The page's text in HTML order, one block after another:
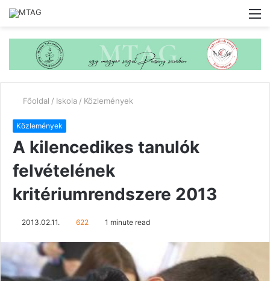
Főoldal / Iskola / Közlemények
Közlemények
A kilencedikes tanulók
felvételének
kritériumrendszere 2013
2013.02.11. 622 1 minute read